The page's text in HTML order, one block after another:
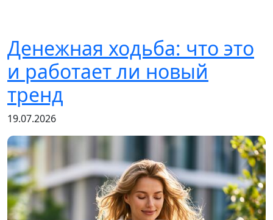
Денежная ходьба: что это
и работает ли новый
тренд
19.07.2026